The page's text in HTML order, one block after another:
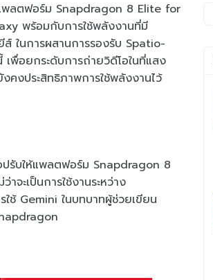
พลตฟอร์ม Snapdragon 8 Elite for
พร้อมกับการใช้พลังงานที่มี
ในการผสานการรองรับ Spatio-
พื่อยกระดับการถ่ายวิดีโอในที่แสง
งประสิทธิภาพการใช้พลังงานไว้
รับให้แพลตฟอร์ม Snapdragon 8
จะเป็นการใช้งานระหว่าง
ช้ Gemini ในบทบาทผู้ช่วยเขียน